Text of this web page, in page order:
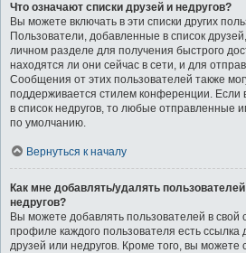
Что означают списки друзей и недругов?
Вы можете включать в эти списки других
Пользователи, добавленные в список
личном разделе для получения быстрого
находятся ли они сейчас в сети, и для
Сообщения от этих пользователей также
поддерживается стилем конференции. Если
в список недругов, то любые отправленные
по умолчанию.
Вернуться к началу
Как мне добавлять/удалять
недругов?
Вы можете добавлять пользователей в свой
профиле каждого пользователя есть ссылка
друзей или недругов. Кроме того, вы можете